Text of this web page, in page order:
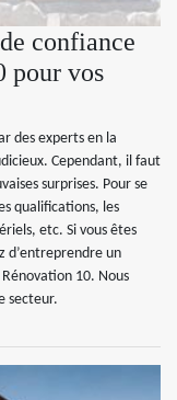
confiance
pour vos
des experts en la
Cependant, il faut
surprises. Pour se
qualifications, les
etc. Si vous êtes
d’entreprendre un
10. Nous
secteur.